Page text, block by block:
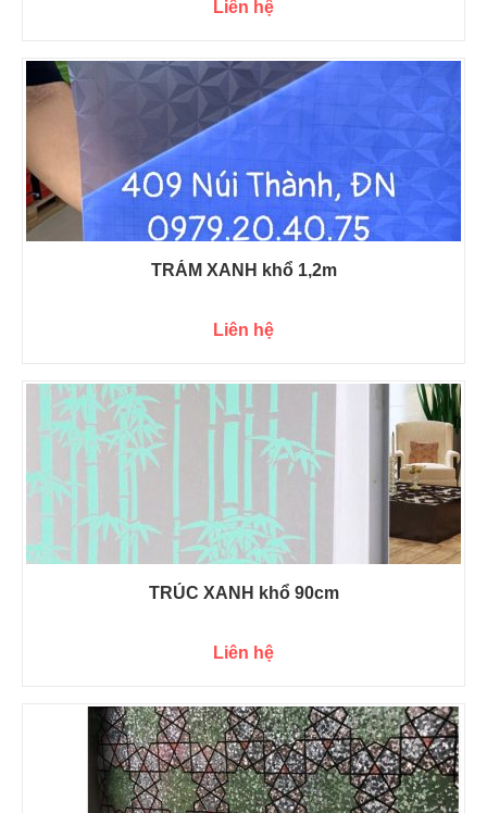
Liên hệ
TRÁM XANH khổ 1,2m
Liên hệ
TRÚC XANH khổ 90cm
Liên hệ